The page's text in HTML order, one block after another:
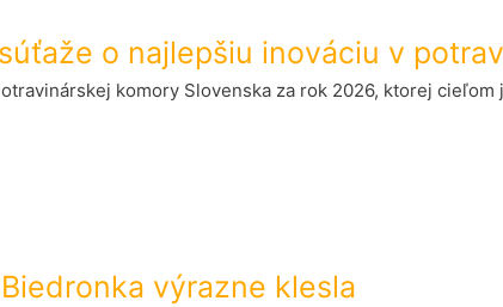
o najlepšiu inováciu v
komory Slovenska za rok 2026, ktorej
výrazne klesla